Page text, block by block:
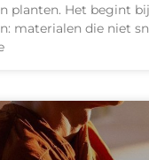
planten. Het begint
materialen die niet